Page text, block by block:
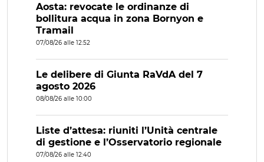
Aosta: revocate le ordinanze di
bollitura acqua in zona Bornyon e
Tramail
07/08/26 alle 12:52
Le delibere di Giunta RaVdA del 7
agosto 2026
08/08/26 alle 10:00
Liste d’attesa: riuniti l’Unità centrale
di gestione e l’Osservatorio regionale
07/08/26 alle 12:40